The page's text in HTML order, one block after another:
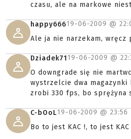
czasu, ale na markowe
happy66619-06-2009 @
Ale ja nie narzekam, wręcz
Dziadek7119-06-2009 @
O downgrade się nie
wystrzelcie dwa
zrobi 330 fps, bo sprężyna
C-bOoL19-06-2009 @ 23:56
Bo to jest KAC !, to jest KAC